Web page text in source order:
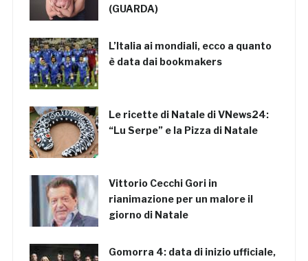
(GUARDA)
L’Italia ai mondiali, ecco a quanto
è data dai bookmakers
Le ricette di Natale di VNews24:
“Lu Serpe” e la Pizza di Natale
Vittorio Cecchi Gori in
rianimazione per un malore il
giorno di Natale
Gomorra 4: data di inizio ufficiale,